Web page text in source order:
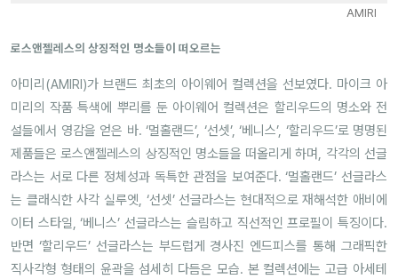
AMIRI
로스앤젤레스의 상징적인 명소들이 떠오르는
아미리(AMIRI)가 브랜드 최초의 아이웨어 컬렉션을 선보였다. 마이크 아
미리의 작품 특색에 뿌리를 둔 아이웨어 컬렉션은 할리우드의 명소와 전
설들에서 영감을 얻은 바. ‘멀홀랜드’, ‘선셋’, ‘베니스’, ‘할리우드’로 명명된
제품들은 로스앤젤레스의 상징적인 명소들을 떠올리게 하며, 각각의 선글
라스는 서로 다른 정체성과 독특한 관점을 보여준다. ‘멀홀랜드’ 선글라스
는 클래식한 사각 실루엣, ‘선셋’ 선글라스는 현대적으로 재해석한 애비에
이터 스타일, ‘베니스’ 선글라스는 슬림하고 직선적인 프로필이 특징이다.
반면 ‘할리우드’ 선글라스는 부드럽게 경사진 엔드피스를 통해 그래픽한
직사각형 형태의 윤곽을 섬세히 다듬은 모습. 본 컬렉션에는 고급 아세테